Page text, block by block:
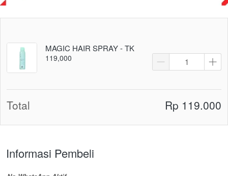
Informasi Pembeli
MAGIC HAIR SPRAY - TK
119,000
Total Rp 119.000